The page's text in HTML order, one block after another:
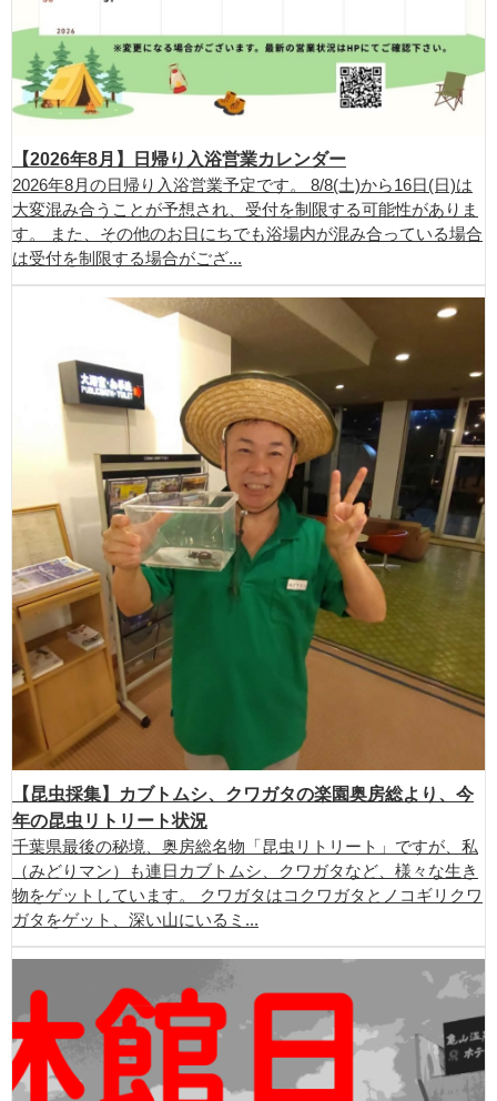
【2026年8月】日帰り入浴営業カレンダー
2026年8月の日帰り入浴営業予定です。 8/8(土)から16日(日)は
大変混み合うことが予想され、受付を制限する可能性がありま
す。 また、その他のお日にちでも浴場内が混み合っている場合
は受付を制限する場合がござ...
【昆虫採集】カブトムシ、クワガタの楽園奥房総より、今
年の昆虫リトリート状況
千葉県最後の秘境、奥房総名物「昆虫リトリート」ですが、私
（みどりマン）も連日カブトムシ、クワガタなど、様々な生き
物をゲットしています。 クワガタはコクワガタとノコギリクワ
ガタをゲット、深い山にいるミ...